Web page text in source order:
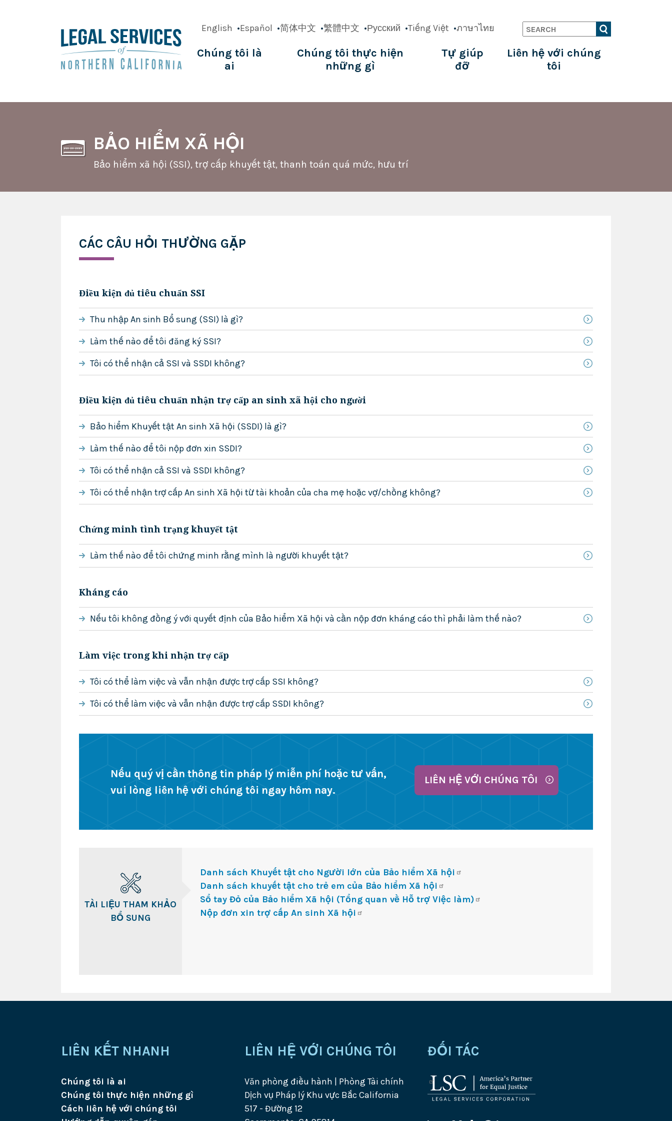
English Español 简体中文 繁體中文 Русский Tiếng Việt ภาษาไทย Search
Chúng tôi là
ai
Chúng tôi thực hiện
những gì
Tự giúp
đỡ
Liên hệ với chúng
tôi
BẢO HIỂM XÃ HỘI
Bảo hiểm xã hội (SSI), trợ cấp khuyết tật, thanh toán quá mức, hưu trí
CÁC CÂU HỎI THƯỜNG GẶP
Điều kiện đủ tiêu chuẩn SSI
Thu nhập An sinh Bổ sung (SSI) là gì?
Làm thế nào để tôi đăng ký SSI?
Tôi có thể nhận cả SSI và SSDI không?
Điều kiện đủ tiêu chuẩn nhận trợ cấp an sinh xã hội cho người
Bảo hiểm Khuyết tật An sinh Xã hội (SSDI) là gì?
Làm thế nào để tôi nộp đơn xin SSDI?
Tôi có thể nhận cả SSI và SSDI không?
Tôi có thể nhận trợ cấp An sinh Xã hội từ tài khoản của cha mẹ hoặc vợ/chồng không?
Chứng minh tình trạng khuyết tật
Làm thế nào để tôi chứng minh rằng mình là người khuyết tật?
Kháng cáo
Nếu tôi không đồng ý với quyết định của Bảo hiểm Xã hội và cần nộp đơn kháng cáo thì phải làm thế nào?
Làm việc trong khi nhận trợ cấp
Tôi có thể làm việc và vẫn nhận được trợ cấp SSI không?
Tôi có thể làm việc và vẫn nhận được trợ cấp SSDI không?
Nếu quý vị cần thông tin pháp lý miễn phí hoặc tư vấn,
vui lòng liên hệ với chúng tôi ngay hôm nay.
LIÊN HỆ VỚI CHÚNG TÔI
TÀI LIỆU THAM KHẢO
BỔ SUNG
Danh sách Khuyết tật cho Người lớn của Bảo hiểm Xã hội
Danh sách khuyết tật cho trẻ em của Bảo hiểm Xã hội
Sổ tay Đỏ của Bảo hiểm Xã hội (Tổng quan về Hỗ trợ Việc làm)
Nộp đơn xin trợ cấp An sinh Xã hội
LIÊN KẾT NHANH
Chúng tôi là ai
Chúng tôi thực hiện những gì
Cách liên hệ với chúng tôi
LIÊN HỆ VỚI CHÚNG TÔI
Văn phòng điều hành | Phòng Tài chính
Dịch vụ Pháp lý Khu vực Bắc California
517 - Đường 12
ĐỐI TÁC
Logo
của